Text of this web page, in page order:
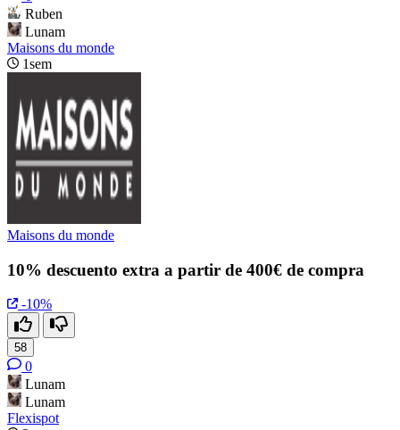
Ruben
Lunam
Maisons du monde
1sem
Maisons du monde
10% descuento extra a partir de 400€ de compra
-10%
58
0
Lunam
Lunam
Flexispot